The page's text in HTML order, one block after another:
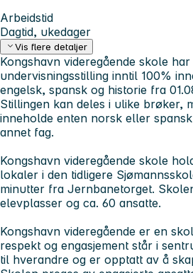
Arbeidstid
Dagtid, ukedager
Vis flere detaljer
Kongshavn videregående skole
undervisningsstilling inntil 100%
engelsk, spansk og historie fra
Stillingen kan deles i ulike brøker,
inneholde enten norsk eller
annet fag.
Kongshavn videregående skole
lokaler i den tidligere
minutter fra Jernbanetorget.
elevplasser og ca. 60 ansatte.
Kongshavn videregående er en
respekt og engasjement står i
til hverandre og er opptatt av å